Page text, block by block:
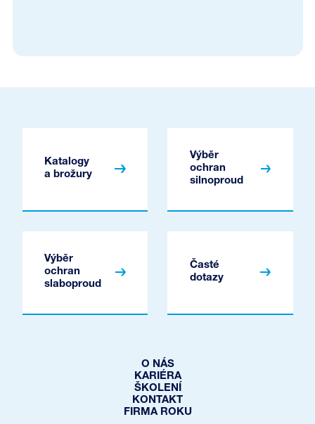
Katalogy
a brožury
Výběr
ochran
silnoproud
Výběr
ochran
slaboproud
Časté
dotazy
O NÁS
KARIÉRA
ŠKOLENÍ
KONTAKT
FIRMA ROKU